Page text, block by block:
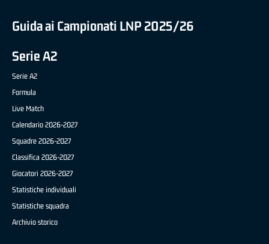
Guida ai Campionati LNP 2025/26
Serie A2
Serie A2
Formula
Live Match
Calendario 2026-2027
Squadre 2026-2027
Classifica 2026-2027
Giocatori 2026-2027
Statistiche individuali
Statistiche squadra
Archivio storico